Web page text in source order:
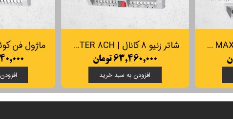
شاتر زنیو 8 کانال | Zennio MAXinBOX SHUTTER 8CH
۶۳,۴۶۰,۰۰۰ تومان
افزودن به سبد خرید
ماژول فن کویل MAXinBOX زنیو | Zennio MAXinBOX Fan coils